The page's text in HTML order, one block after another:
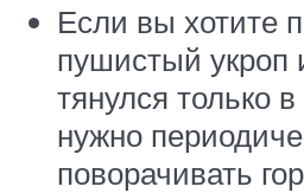
Если вы хотите
пушистый укроп
тянулся только
нужно
поворачивать